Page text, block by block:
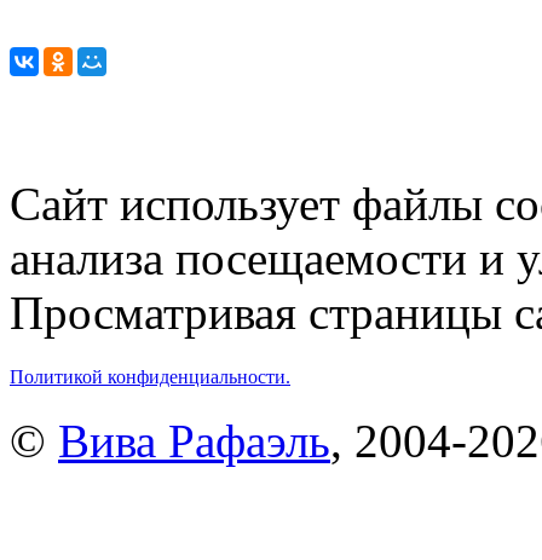
Сайт использует файлы
анализа посещаемости и
Просматривая страницы
Политикой конфиденциальности.
© Вива Рафаэль, 2004-